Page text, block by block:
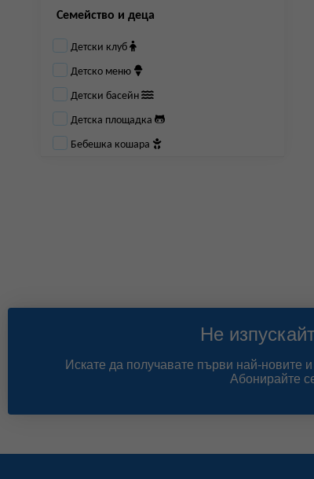
Семейство и деца
Детски клуб
Детско меню
Детски басейн
Детска площадка
Бебешка кошара
Не
Искате да получавате първи най-новите
Абонирайте